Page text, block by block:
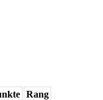
Rang